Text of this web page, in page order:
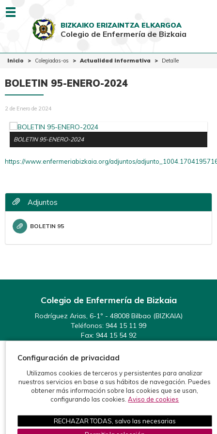
EUSK CAST
Ciudadanía
Ventanilla Única
BIZKAIKO ERIZAINTZA ELKARGOA
Colegio de Enfermería de Bizkaia
Inicio Colegiadas-os Actualidad informativa Detalle
BOLETIN 95-ENERO-2024
2 de Enero de 2024
BOLETIN 95-ENERO-2024
https://www.enfermeriabizkaia.org/adjuntos/
Adjuntos
BOLETIN 95
Colegio de Enfermería de Bizkaia
Rodríguez Arias, 6-1º - 48008 Bilbao (BIZKAIA)
Teléfonos: 944 15 11 99
Fax: 944 15 54 92
Protección de datos
Política de cookies Aviso legal
Configuración de privacidad
Utilizamos cookies de terceros y persistentes para analizar
nuestros servicios en base a sus hábitos de navegación. Puedes
obtener más información sobre las cookies que se usan,
configurando las cookies.Aviso de cookies
RECHAZAR TODAS, salvo las necesarias